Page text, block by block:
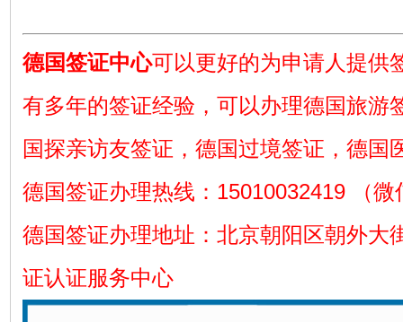
德国签证中心可以更好的为申请人提供
有多年的签证经验，可以办理德国旅游
国探亲访友签证，德国过境签证，德国
德国签证办理热线：15010032419 （
德国签证办理地址：北京朝阳区朝外大
证认证服务中心